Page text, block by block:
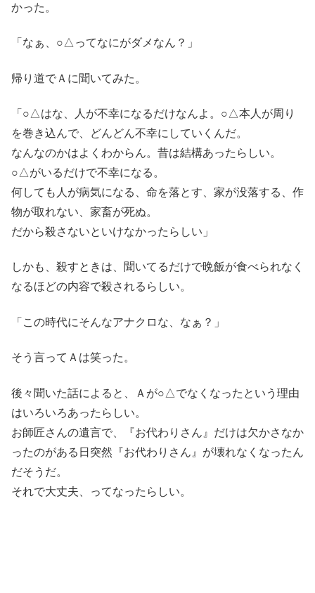
かった。
「なぁ、○△ってなにがダメなん？」
帰り道でＡに聞いてみた。
「○△はな、人が不幸になるだけなんよ。○△本人が周り
を巻き込んで、どんどん不幸にしていくんだ。
なんなのかはよくわからん。昔は結構あったらしい。
○△がいるだけで不幸になる。
何しても人が病気になる、命を落とす、家が没落する、作
物が取れない、家畜が死ぬ。
だから殺さないといけなかったらしい」
しかも、殺すときは、聞いてるだけで晩飯が食べられなく
なるほどの内容で殺されるらしい。
「この時代にそんなアナクロな、なぁ？」
そう言ってＡは笑った。
後々聞いた話によると、Ａが○△でなくなったという理由
はいろいろあったらしい。
お師匠さんの遺言で、『お代わりさん』だけは欠かさなか
ったのがある日突然『お代わりさん』が壊れなくなったん
だそうだ。
それで大丈夫、ってなったらしい。